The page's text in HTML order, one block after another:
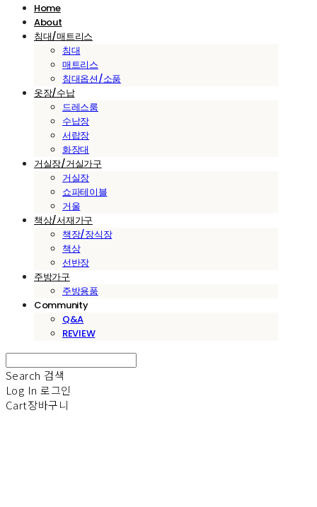
Home
About
침대/매트리스
침대
매트리스
침대옵션/소품
옷장/수납
드레스룸
수납장
서랍장
화장대
거실장/거실가구
거실장
쇼파테이블
거울
책상/서재가구
책장/장식장
책상
선반장
주방가구
주방용품
Community
Q&A
REVIEW
Search 검색
Log In 로그인
Cart장바구니